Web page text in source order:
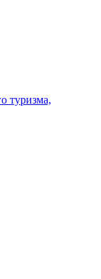
туризма,